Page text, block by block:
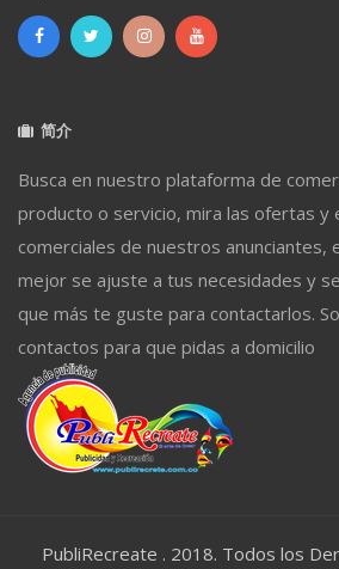
简介
Busca en nuestro plataforma de
producto o servicio, mira las ofertas y
comerciales de nuestros anunciantes,
mejor se ajuste a tus necesidades y
que más te guste para contactarlos.
contactos para que pidas a domicilio
PubliRecreate . 2018. Todos los